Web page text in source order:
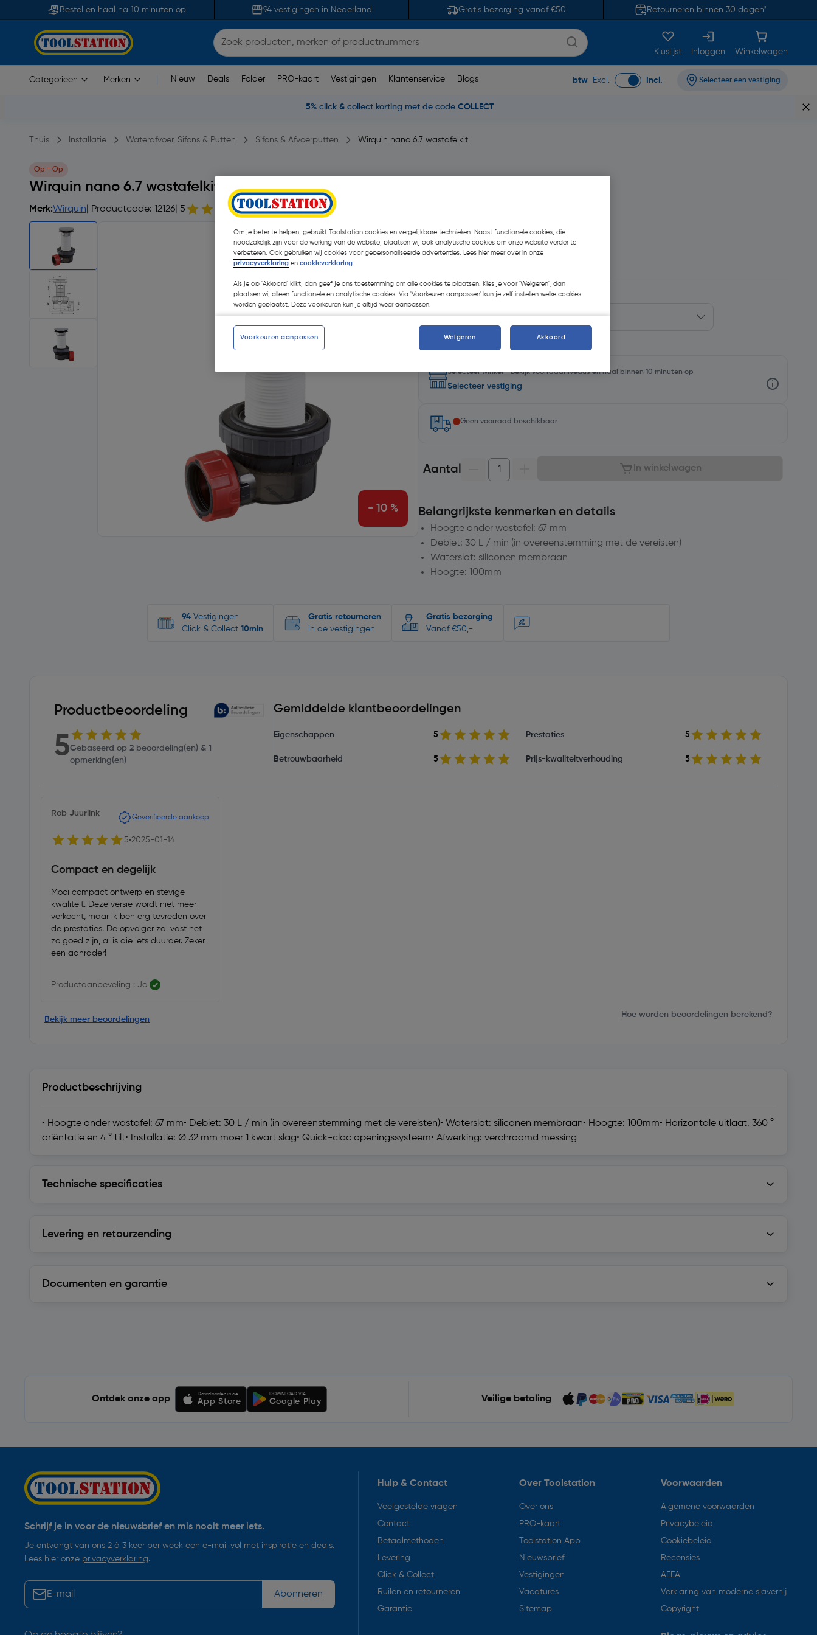
Bestel en haal na 10 minuten op 94 vestigingen in Nederland Gratis bezorging vanaf €50 Retourneren binnen 30 dagen*
Kluslijst Inloggen Winkelwagen
Categorieën Merken Nieuw Deals Folder PRO-kaart Vestigingen Klantenservice Blogs btw Excl. Incl. Selecteer een vestiging
5% click & collect korting met de code COLLECT
Thuis Installatie Waterafvoer, Sifons & Putten Sifons & Afvoerputten Wirquin nano 6.7 wastafelkit
Op = Op
Wirquin nano 6.7 wastafelkit d32 quick clac 204mm
Merk:Wirquin | Productcode: 12126 | 5 2 opmerking(en)| Stuk
- 10 %
€ 22,60
€ 20,34| Excl. btw € 16,81
Kies productvariant(1)
Selecteer winkel - Bekijk voorraadniveaus en haal binnen 10 minuten op
Selecteer vestiging
Geen voorraad beschikbaar
Aantal In winkelwagen
Belangrijkste kenmerken en details
Hoogte onder wastafel: 67 mm
Debiet: 30 L / min (in overeenstemming met de vereisten)
Waterslot: siliconen membraan
Hoogte: 100mm
94 Vestigingen
Click & Collect 10min
Gratis retourneren
in de vestigingen
Gratis bezorging
Vanaf €50,-
Productbeoordeling
5Gebaseerd op 2 beoordeling(en) & 1
opmerking(en)
Gemiddelde klantbeoordelingen
Eigenschappen 5 Prestaties 5
Betrouwbaarheid 5 Prijs-kwaliteitverhouding 5
Rob Juurlink Geverifieerde aankoop
5 2025-01-14
Compact en degelijk
Mooi compact ontwerp en stevige
kwaliteit. Deze versie wordt niet meer
verkocht, maar ik ben erg tevreden over
de prestaties. De opvolger zal vast net
zo goed zijn, al is die iets duurder. Zeker
een aanrader!
Productaanbeveling : Ja
Bekijk meer beoordelingen
Hoe worden beoordelingen berekend?
Productbeschrijving
• Hoogte onder wastafel: 67 mm• Debiet: 30 L / min (in overeenstemming met de vereisten)• Waterslot: siliconen membraan• Hoogte: 100mm• Horizontale uitlaat, 360 °
oriëntatie en 4 ° tilt• Installatie: Ø 32 mm moer 1 kwart slag• Quick-clac openingssysteem• Afwerking: verchroomd messing
Technische specificaties
Levering en retourzending
Documenten en garantie
Ontdek onze app
Downloaden in de
App Store
DOWNLOAD VIA
Google Play Veilige betaling
Schrijf je in voor de nieuwsbrief en mis nooit meer iets.
Je ontvangt van ons 2 à 3 keer per week een e-mail vol met inspiratie en deals.
Lees hier onze privacyverklaring.
Abonneren
Hulp & Contact
Veelgestelde vragen
Contact
Betaalmethoden
Levering
Click & Collect
Ruilen en retourneren
Garantie
Over Toolstation
Over ons
PRO-kaart
Toolstation App
Nieuwsbrief
Vestigingen
Vacatures
Sitemap
Voorwaarden
Algemene voorwaarden
Privacybeleid
Cookiebeleid
Recensies
AEEA
Verklaring van moderne slavernij
Copyright
Om je beter te helpen, gebruikt Toolstation cookies en vergelijkbare technieken. Naast functionele cookies, die
noodzakelijk zijn voor de werking van de website, plaatsen wij ook analytische cookies om onze website verder te
verbeteren. Ook gebruiken wij cookies voor gepersonaliseerde advertenties. Lees hier meer over in onze
privacyverklaring en cookieverklaring.
Als je op 'Akkoord' klikt, dan geef je ons toestemming om alle cookies te plaatsen. Kies je voor 'Weigeren', dan
plaatsen wij alleen functionele en analytische cookies. Via 'Voorkeuren aanpassen' kun je zelf instellen welke cookies
worden geplaatst. Deze voorkeuren kun je altijd weer aanpassen.
Voorkeuren aanpassen Weigeren Akkoord